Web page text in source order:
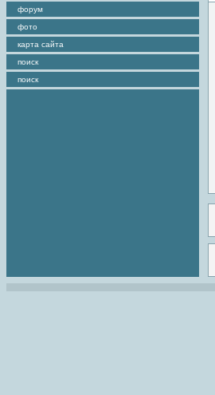
форум
фото
карта сайта
поиск
поиск